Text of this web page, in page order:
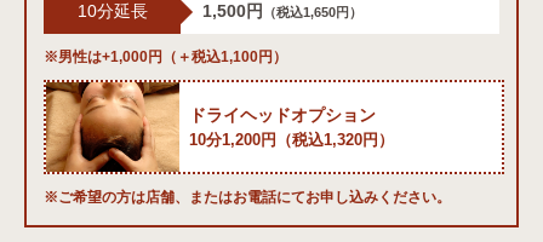
10分延長 1,500円 （税込1,650円）
※男性は+1,000円（＋税込1,100円）
ドライヘッドオプション
10分1,200円（税込1,320円）
※ご希望の方は店舗、またはお電話にてお申し込みください。